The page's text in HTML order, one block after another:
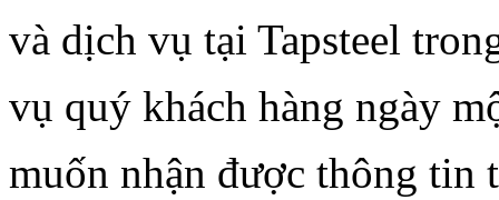
và dịch vụ tại Tapsteel
vụ quý khách hàng ngày
muốn nhận được thông